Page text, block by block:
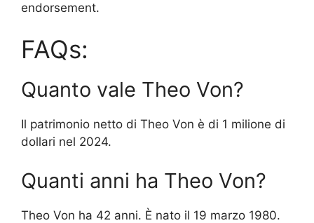
endorsement.
FAQs:
Quanto vale Theo Von?
Il patrimonio netto di Theo Von è di 1 milione di
dollari nel 2024.
Quanti anni ha Theo Von?
Theo Von ha 42 anni. È nato il 19 marzo 1980.